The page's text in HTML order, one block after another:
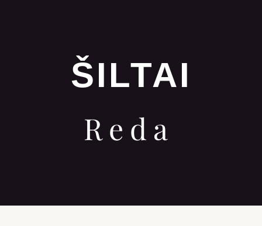
ŠILTAI
Reda